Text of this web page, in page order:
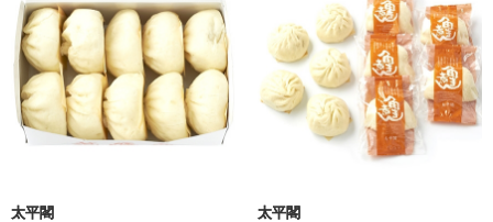
太平閣
太平閣